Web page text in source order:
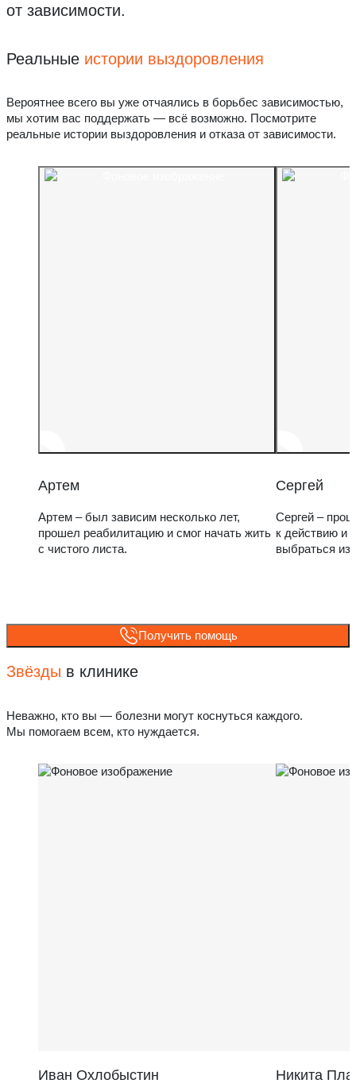
от зависимости.
Реальные истории выздоровления
Вероятнее всего вы уже отчаялись в борьбес зависимостью,
мы хотим вас поддержать — всё возможно. Посмотрите
реальные истории выздоровления и отказа от зависимости.
Артем
Артем – был зависим несколько лет,
прошел реабилитацию и смог начать жить
с чистого листа.
Сергей
Сергей –
к действию и
выбраться из
Получить помощь
Звёзды в клинике
Неважно, кто вы — болезни могут коснуться каждого.
Мы помогаем всем, кто нуждается.
Иван Охлобыстин Никита